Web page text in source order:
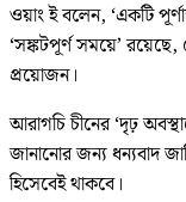
ওয়াং ই বলেন, ‘একটি
‘সঙ্কটপূর্ণ সময়ে’
প্রয়োজন।
আরাগচি চীনের ‘দৃঢ়
জানানোর জন্য ধন্যবাদ
হিসেবেই থাকবে।